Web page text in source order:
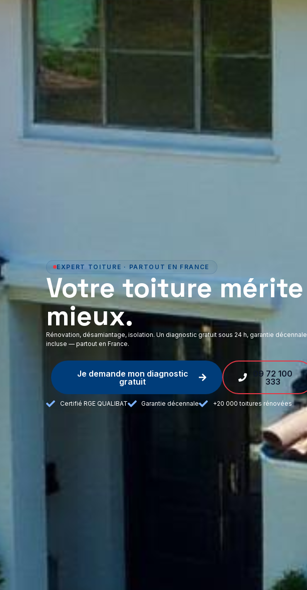
EXPERT TOITURE · PARTOUT EN FRANCE
Votre toiture mérite
mieux.
Rénovation, désamiantage, isolation. Un diagnostic gratuit sous 24 h, garantie décennale
incluse — partout en France.
Je demande mon diagnostic
gratuit
09 72 100
333
Certifié RGE QUALIBAT Garantie décennale +20 000 toitures rénovées